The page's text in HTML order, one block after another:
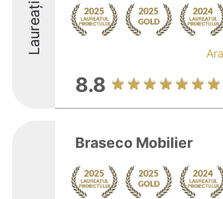
Laureați
8.8
Braseco Mobilier